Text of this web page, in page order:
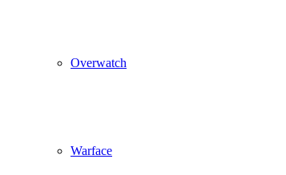
Overwatch
Warface